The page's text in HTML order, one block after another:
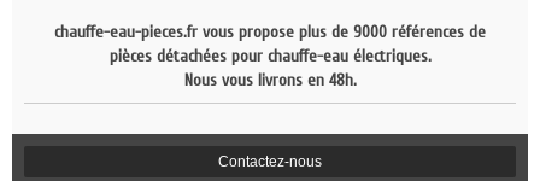
chauffe-eau-pieces.fr vous propose plus de 9000 références de
pièces détachées pour chauffe-eau électriques.
Nous vous livrons en 48h.
Contactez-nous